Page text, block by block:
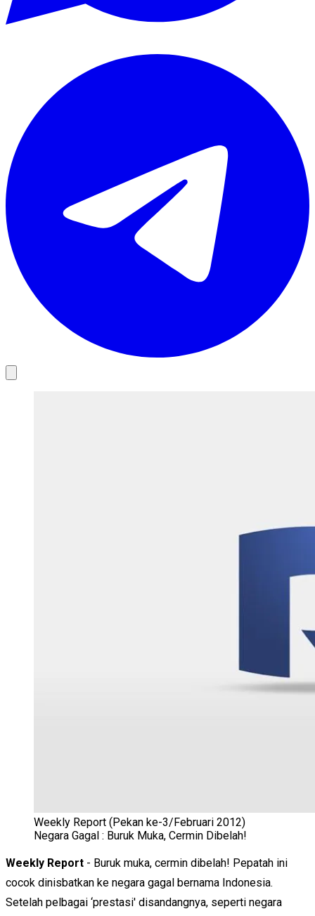
Weekly Report (Pekan ke-3/Februari 2012)
Negara Gagal : Buruk Muka, Cermin Dibelah!
Weekly Report - Buruk muka, cermin dibelah! Pepatah ini
cocok dinisbatkan ke negara gagal bernama Indonesia.
Setelah pelbagai ‘prestasi' disandangnya, seperti negara